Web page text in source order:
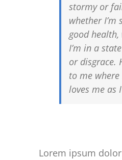
stormy or
whether I’m
good
I’m in a
or disgrace.
to me
loves me as
Lorem ipsum